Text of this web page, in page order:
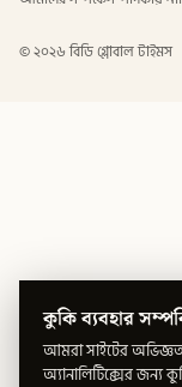
©২০২৬ বিডি গ্লোবাল টাইমস
কুকি ব্যবহার
আমরা সাইটের
অ্যানালিটিক্সের জন্য